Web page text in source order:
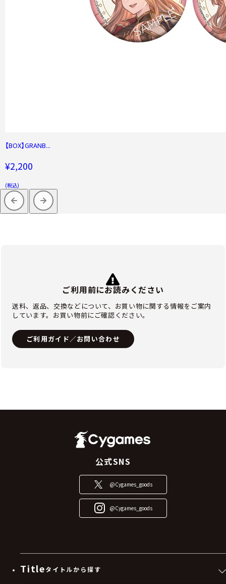
【BOX】GRANB...
¥2,200
(税込)
ご利用前にお読みください
送料、返品、交換などについて、お買い物に関する情報をご案内
しています。お買い物前にご確認ください。
ご利用ガイド／お問い合わせ
公式SNS
@Cygames_goods
@Cygames_goods
Titleタイトルから探す